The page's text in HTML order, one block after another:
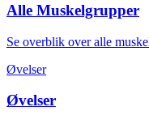
Alle Muskelgrupper
Se overblik over alle
Øvelser
Øvelser